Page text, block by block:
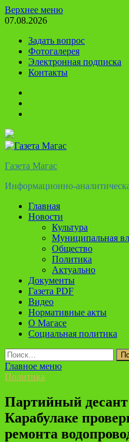
Перейти
к
Верхнее меню
07.08.2026
Задать вопрос
Фотогалерея
Электронная подписка
Контакты
Газета Магас
Информационно-
Главная
Новости
Культура
Муниципальная
Общество
Политика
Актуально
Документы
Газета PDF
Видео
Нормативные акты
О Магасе
Социальная политика
Найти:
Главное меню
Политика
Партийный
Карабулаке
ремонта